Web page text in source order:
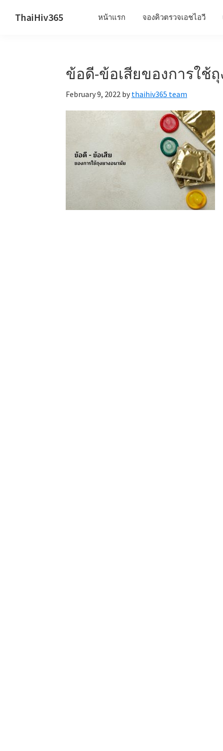
ThaiHiv365 หน้าแรก จองคิวตรวจเอชไอวี
ข้อดี-ข้อเสียของการใช้
February 9, 2022 by thaihiv365 team